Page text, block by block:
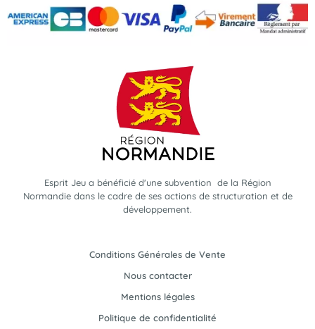
Esprit Jeu a bénéficié d'une subvention de la Région
Normandie dans le cadre de ses actions de structuration et de
développement.
Conditions Générales de Vente
Nous contacter
Mentions légales
Politique de confidentialité